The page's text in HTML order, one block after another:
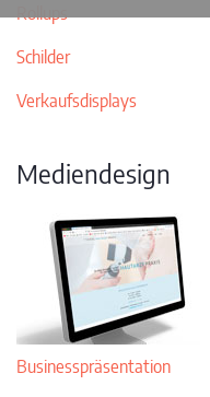
Rollups
Schilder
Verkaufsdisplays
Mediendesign
Businesspräsentation